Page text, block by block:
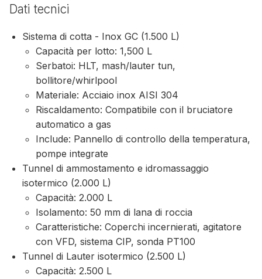
Dati tecnici
Sistema di cotta - Inox GC (1.500 L)
Capacità per lotto: 1,500 L
Serbatoi: HLT, mash/lauter tun,
bollitore/whirlpool
Materiale: Acciaio inox AISI 304
Riscaldamento: Compatibile con il bruciatore
automatico a gas
Include: Pannello di controllo della temperatura,
pompe integrate
Tunnel di ammostamento e idromassaggio
isotermico (2.000 L)
Capacità: 2.000 L
Isolamento: 50 mm di lana di roccia
Caratteristiche: Coperchi incernierati, agitatore
con VFD, sistema CIP, sonda PT100
Tunnel di Lauter isotermico (2.500 L)
Capacità: 2.500 L